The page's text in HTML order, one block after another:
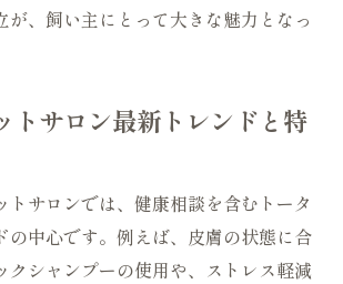
が、飼い主にとって大きな魅力となっ
トサロン最新トレンドと特
トサロンでは、健康相談を含むトータ
の中心です。例えば、皮膚の状態に合
クシャンプーの使用や、ストレス軽減